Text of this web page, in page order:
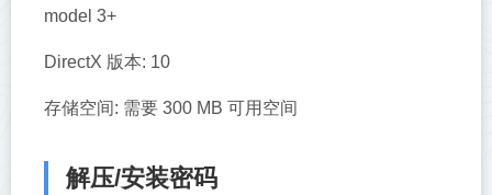
model 3+
DirectX 版本: 10
存储空间: 需要 300 MB 可用空间
解压/安装密码